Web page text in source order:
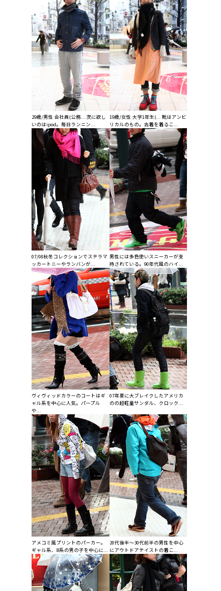
29歳/男性 会社員(公務... 次に欲し
いのはipod。毎日ランニン...
19歳/女性 大学1年生(... 靴はアンビ
リカルのもの。古着を着るこ...
07/08秋冬コレクションでステラマ
ッカートニーやランバンが...
男性には多色使いスニーカーが支
持されている。90年代風のハイ...
ヴィヴィッドカラーのコートはギ
ャル系を中心に人気。パープル
や...
07年夏に大ブレイクしたアメリカ
のの超軽量サンダル、クロック...
アメコミ風プリントのパーカー。
ギャル系、B系の男の子を中心に...
20代後半〜30代前半の男性を中心
にアウトドアテイストの着こ...